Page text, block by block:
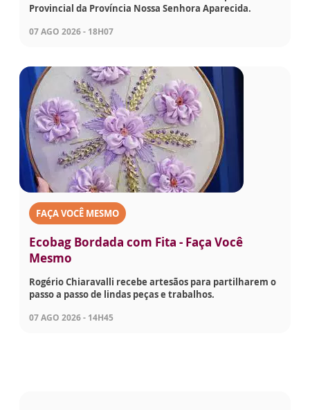
Provincial da Província Nossa Senhora Aparecida.
07 AGO 2026 - 18H07
FAÇA VOCÊ MESMO
Ecobag Bordada com Fita - Faça Você
Mesmo
Rogério Chiaravalli recebe artesãos para partilharem o
passo a passo de lindas peças e trabalhos.
07 AGO 2026 - 14H45